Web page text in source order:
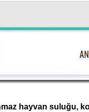
hayvan suluğu,